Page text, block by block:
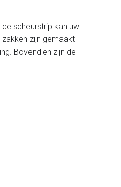
scheurstrip kan uw
zijn gemaakt
Bovendien zijn de